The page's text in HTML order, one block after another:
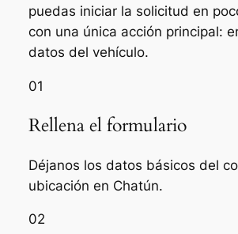
puedas iniciar la solicitud en
con una única acción principal:
datos del vehículo.
01
Rellena el formulario
Déjanos los datos básicos del
ubicación en Chatún.
02